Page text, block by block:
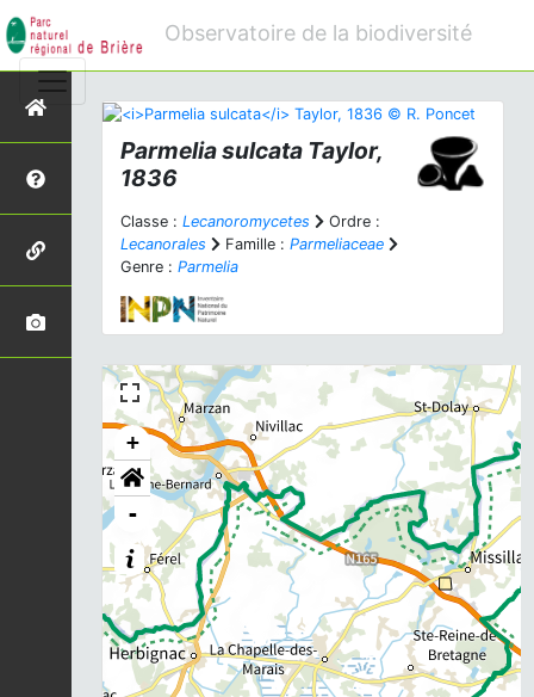
Observatoire de la biodiversité
Parmelia sulcata Taylor,
1836
Classe : Lecanoromycetes
Ordre :
Lecanorales
Famille : Parmeliaceae
Genre : Parmelia
+
-